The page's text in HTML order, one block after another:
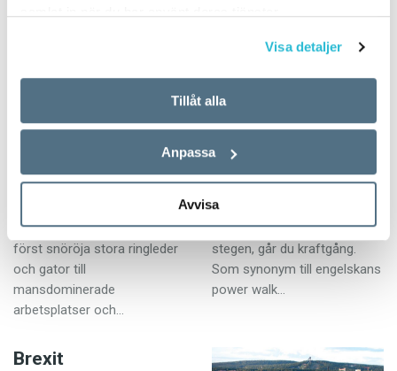
Visa detaljer
Tillåt alla
Anpassa
Avvisa
rekommendationerna. De
jämställdhetsfråga när det
kommuner prioriterade att
först snöröja stora ringleder
och gator till
mansdominerade
arbetsplatser och…
15 MARS 2013
1 kraftgång. Om du går med
full kraft, pendlar med
armarna och skjuter ifrån i
stegen, går du kraftgång.
Som synonym till engelskans
power walk…
Brexit